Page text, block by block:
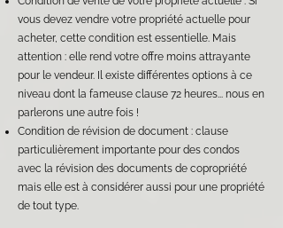
vous devez vendre votre propriété actuelle pour
acheter, cette condition est essentielle. Mais
attention : elle rend votre offre moins attrayante
pour le vendeur. Il existe différentes options à ce
niveau dont la fameuse clause 72 heures... nous en
parlerons une autre fois !
Condition de révision de document : clause
particulièrement importante pour des condos
avec la révision des documents de copropriété
mais elle est à considérer aussi pour une propriété
de tout type.